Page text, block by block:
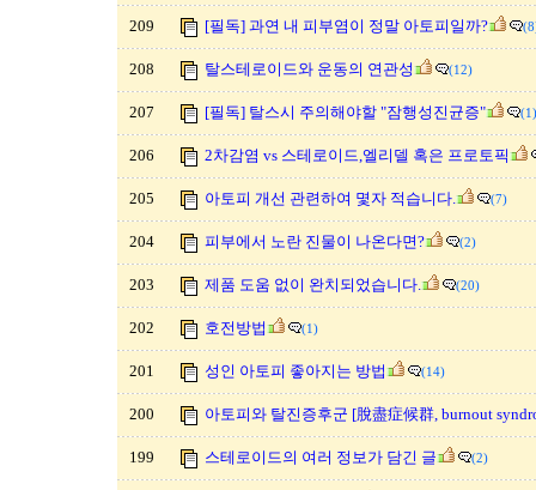
209 [필독] 과연 내 피부염이 정말 아토피일까?
208 탈스테로이드와 운동의 연관성 (12)
207 [필독] 탈스시 주의해야할 "잠행성진균증" (1)
206 2차감염 vs 스테로이드,엘리델 혹은 프로토픽
205 아토피 개선 관련하여 몇자 적습니다. (7)
204 피부에서 노란 진물이 나온다면? (2)
203 제품 도움 없이 완치되었습니다. (20)
202 호전방법 (1)
201 성인 아토피 좋아지는 방법 (14)
200 아토피와 탈진증후군 [脫盡症候群, burnout
199 스테로이드의 여러 정보가 담긴 글 (2)